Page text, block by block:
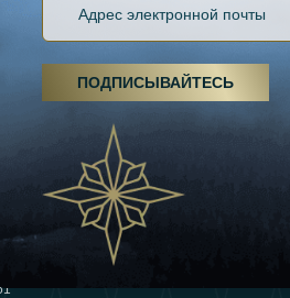
UAE
Пешие походы, спа-
становятся велнес-центром
03 April 2025
Зимние путешествия для
путешественников из
переопределение
10 March 2025
ПОДПИСЫВАЙТЕСЬ